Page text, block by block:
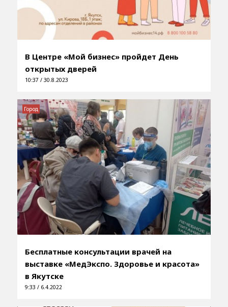
В Центре «Мой бизнес» пройдет День
открытых дверей
10:37 / 30.8.2023
Бесплатные консультации врачей на
выставке «МедЭкспо. Здоровье и красота»
в Якутске
9:33 / 6.4.2022
Город